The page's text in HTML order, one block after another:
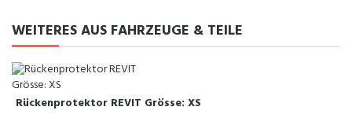
WEITERES AUS FAHRZEUGE & TEILE
Rückenprotektor REVIT Grösse: XS